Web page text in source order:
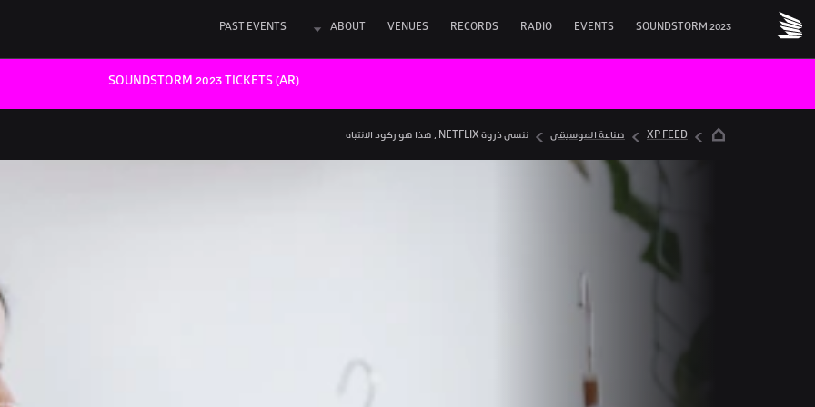
SOUNDSTORM 2023
EVENTS
RADIO
RECORDS
VENUES
ABOUT
PAST EVENTS
SOUNDSTORM 2023 TICKETS (AR)
XP FEED صناعة الموسيقى ننسى ذروة NETFLIX ، هذا هو ركود الانتباه